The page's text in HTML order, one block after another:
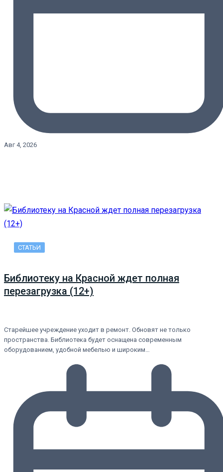
Авг 4, 2026
СТАТЬИ
Библиотеку на Красной ждет полная
перезагрузка (12+)
Старейшее учреждение уходит в ремонт. Обновят не только
пространства. Библиотека будет оснащена современным
оборудованием, удобной мебелью и широким…